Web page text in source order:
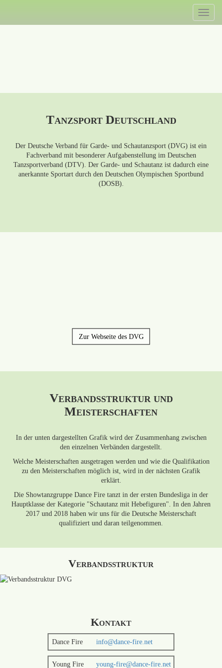
Inhalt
Toggle
Tanzsport Deutschland
Der Deutsche Verband für Garde- und Schautanzsport (DVG) ist ein
Fachverband mit besonderer Aufgabenstellung im Deutschen
Tanzsportverband (DTV). Der Garde- und Schautanz ist dadurch eine
anerkannte Sportart durch den Deutschen Olympischen Sportbund
(DOSB).
Zur Webseite des DVG
Verbandsstruktur und
Meisterschaften
In der unten dargestellten Grafik wird der Zusammenhang zwischen
den einzelnen Verbänden dargestellt.
Welche Meisterschaften ausgetragen werden und wie die Qualifikation
zu den Meisterschaften möglich ist, wird in der nächsten Grafik
erklärt.
Die Showtanzgruppe Dance Fire tanzt in der ersten Bundesliga in der
Hauptklasse der Kategorie "Schautanz mit Hebefiguren". In den Jahren
2017 und 2018 haben wir uns für die Deutsche Meisterschaft
qualifiziert und daran teilgenommen.
Verbandsstruktur
Kontakt
Dance Fire info@dance-fire.net
Young Fire young-fire@dance-fire.net